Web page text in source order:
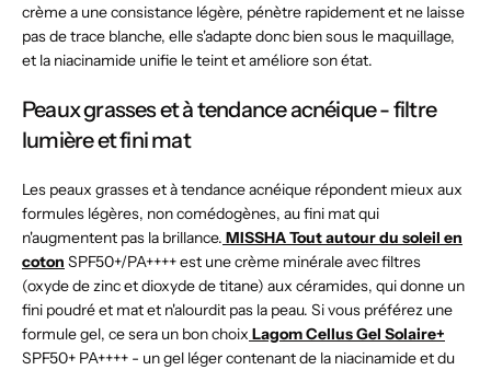
crème a une consistance légère, pénètre rapidement et ne laisse
pas de trace blanche, elle s'adapte donc bien sous le maquillage,
et la niacinamide unifie le teint et améliore son état.
Peaux grasses et à tendance acnéique - filtre
lumière et fini mat
Les peaux grasses et à tendance acnéique répondent mieux aux
formules légères, non comédogènes, au fini mat qui
n'augmentent pas la brillance. MISSHA Tout autour du soleil en
coton SPF50+/PA++++ est une crème minérale avec filtres
(oxyde de zinc et dioxyde de titane) aux céramides, qui donne un
fini poudré et mat et n'alourdit pas la peau. Si vous préférez une
formule gel, ce sera un bon choix Lagom Cellus Gel Solaire+
SPF50+ PA++++ - un gel léger contenant de la niacinamide et du